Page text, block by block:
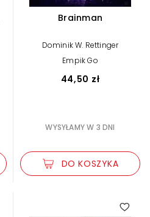
Brainman
Dominik W. Rettinger
Empik Go
44,50 zł
WYSYŁAMY W 3 DNI
DO KOSZYKA